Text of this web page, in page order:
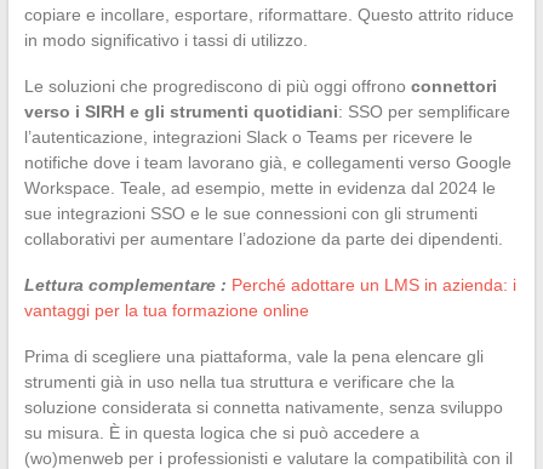
copiare e incollare, esportare, riformattare. Questo attrito riduce
in modo significativo i tassi di utilizzo.
Le soluzioni che progrediscono di più oggi offrono connettori
verso i SIRH e gli strumenti quotidiani: SSO per semplificare
l’autenticazione, integrazioni Slack o Teams per ricevere le
notifiche dove i team lavorano già, e collegamenti verso Google
Workspace. Teale, ad esempio, mette in evidenza dal 2024 le
sue integrazioni SSO e le sue connessioni con gli strumenti
collaborativi per aumentare l’adozione da parte dei dipendenti.
Lettura complementare : Perché adottare un LMS in azienda: i
vantaggi per la tua formazione online
Prima di scegliere una piattaforma, vale la pena elencare gli
strumenti già in uso nella tua struttura e verificare che la
soluzione considerata si connetta nativamente, senza sviluppo
su misura. È in questa logica che si può accedere a
(wo)menweb per i professionisti e valutare la compatibilità con il